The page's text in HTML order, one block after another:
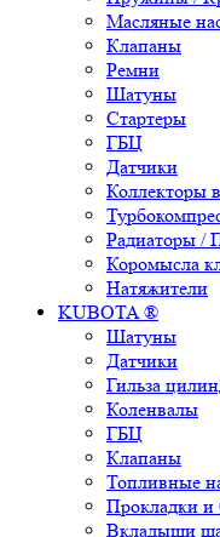
Масляные
Клапаны
Ремни
Шатуны
Стартеры
ГБЦ
Датчики
Коллекторы
Радиаторы /
Коромысла
Натяжители
KUBOTA ®
Шатуны
Датчики
Гильза
Коленвалы
ГБЦ
Клапаны
Топливные
Прокладки и
Вкладыши